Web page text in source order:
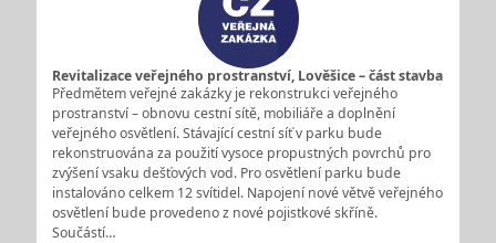
Revitalizace veřejného prostranství, Lověšice – část stavba
Předmětem veřejné zakázky je rekonstrukci veřejného
prostranství – obnovu cestní sítě, mobiliáře a doplnění
veřejného osvětlení. Stávající cestní síť v parku bude
rekonstruována za použití vysoce propustných povrchů pro
zvýšení vsaku dešťových vod. Pro osvětlení parku bude
instalováno celkem 12 svítidel. Napojení nové větvě veřejného
osvětlení bude provedeno z nové pojistkové skříně.
Součástí…